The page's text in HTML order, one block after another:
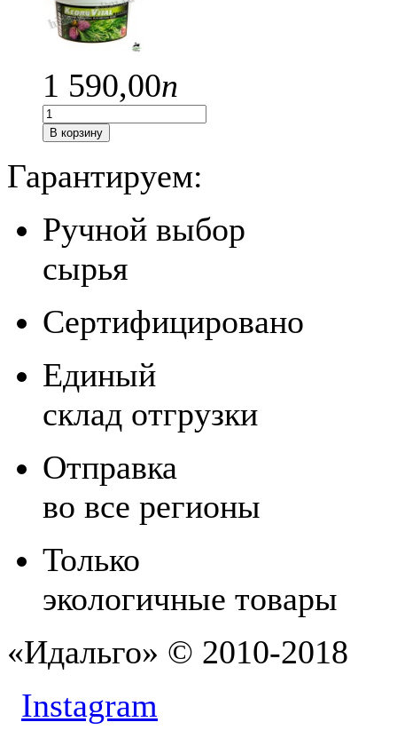
1 590,00п
В корзину
Гарантируем:
Ручной выбор
сырья
Сертифицировано
Единый
склад отгрузки
Отправка
во все регионы
Только
экологичные товары
«Идальго» © 2010-2018
Instagram